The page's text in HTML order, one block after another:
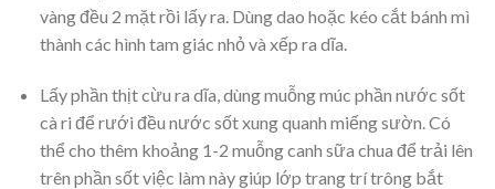
vàng đều 2 mặt rồi lấy ra. Dùng dao hoặc kéo cắt bánh mì
thành các hình tam giác nhỏ và xếp ra dĩa.
Lấy phần thịt cừu ra dĩa, dùng muỗng múc phần nước sốt
cà ri để rưới đều nước sốt xung quanh miếng sườn. Có
thể cho thêm khoảng 1-2 muỗng canh sữa chua để trải lên
trên phần sốt việc làm này giúp lớp trang trí trông bắt